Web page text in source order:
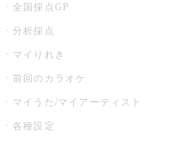
全国採点GP
分析採点
マイりれき
前回のカラオケ
マイうた/マイアーティスト
各種設定